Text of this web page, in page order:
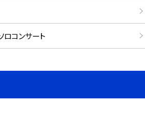
コンサート